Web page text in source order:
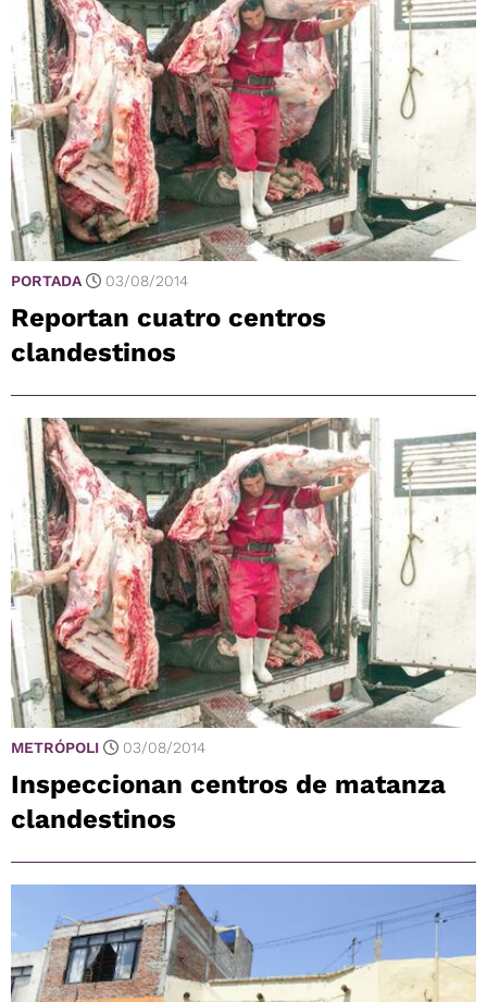
PORTADA 03/08/2014
Reportan cuatro centros
clandestinos
METRÓPOLI 03/08/2014
Inspeccionan centros de matanza
clandestinos